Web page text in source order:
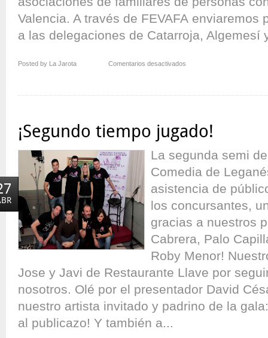
Valencia. A través de FEVAFA enviaremos
a las delegaciones de Catarroja, Algemesí
Posted by La Jarota Comentarios desactivados
Sumar
Risa
¡Segundo tiempo jugado!
La segunda semi
Comedia de
asistencia de
los concursantes,
gracias a nuestros
Cabrera, Palo
Roby Menor!
Jose y Javi de Restaurante Llave por
nosotros. Olé por el presentador David
nuestro artista invitado y padrino de la
al publicazo! Y también a...